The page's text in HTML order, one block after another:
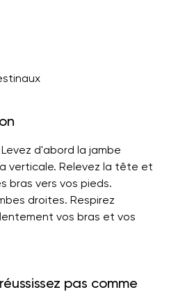
d'abord la jambe
verticale. Relevez la tête et
bras vers vos pieds.
droites. Respirez
vos bras et vos
pas comme